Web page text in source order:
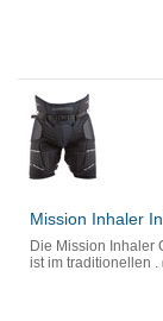
Mission Inhaler
Die Mission Inhaler
ist im traditionellen .